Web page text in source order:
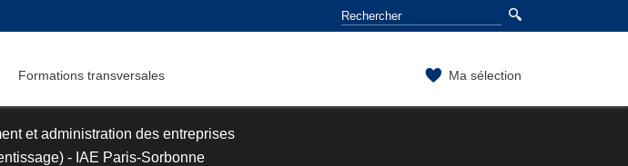
Formations transversales Ma sélection
et administration des entreprises
- IAE Paris-Sorbonne